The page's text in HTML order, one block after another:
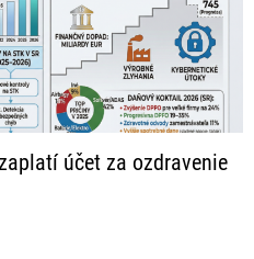
účet za ozdravenie